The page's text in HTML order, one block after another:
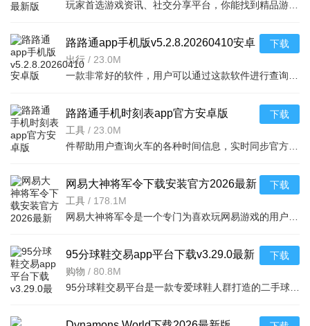
路路通app手机版v5.2.8.20260410安卓
版
出行 / 23.0M
下载
路路通手机时刻表app官方安卓版
v5.2.8.20260410安卓版
工具 / 23.0M
下载
网易大神将军令下载安装官方2026最新
版v4.15.0安卓版
工具 / 178.1M
下载
95分球鞋交易app平台下载v3.29.0最新
版
购物 / 80.8M
下载